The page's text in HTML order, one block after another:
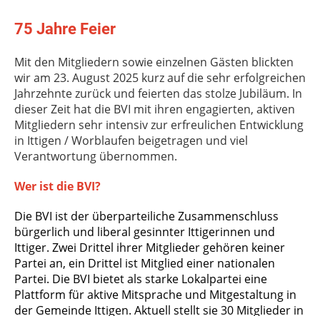
75 Jahre Feier
Mit den Mitgliedern sowie einzelnen Gästen blickten
wir am 23. August 2025 kurz auf die sehr erfolgreichen
Jahrzehnte zurück und feierten das stolze Jubiläum. In
dieser Zeit hat die BVI mit ihren engagierten, aktiven
Mitgliedern sehr intensiv zur erfreulichen Entwicklung
in Ittigen / Worblaufen beigetragen und viel
Verantwortung übernommen.
Wer ist die BVI?
Die BVI ist der überparteiliche Zusammenschluss
bürgerlich und liberal gesinnter Ittigerinnen und
Ittiger. Zwei Drittel ihrer Mitglieder gehören keiner
Partei an, ein Drittel ist Mitglied einer nationalen
Partei. Die BVI bietet als starke Lokalpartei eine
Plattform für aktive Mitsprache und Mitgestaltung in
der Gemeinde Ittigen. Aktuell stellt sie 30 Mitglieder in